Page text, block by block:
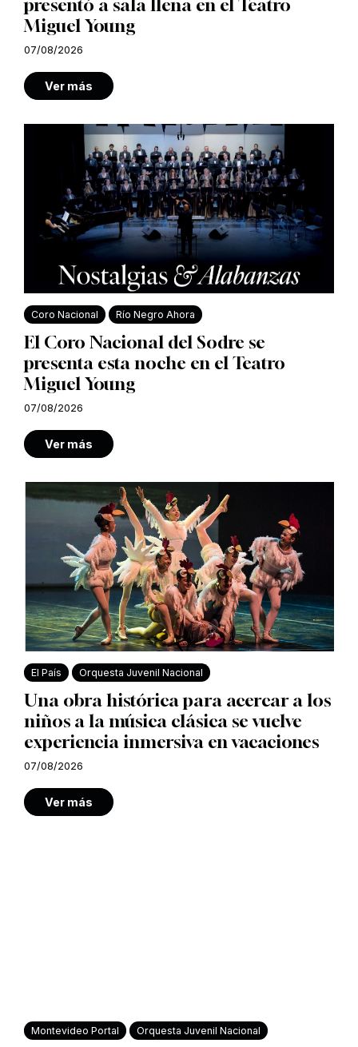
presentó a sala llena en el Teatro
Miguel Young
07/08/2026
Ver más
Coro Nacional Río Negro Ahora
El Coro Nacional del Sodre se
presenta esta noche en el Teatro
Miguel Young
07/08/2026
Ver más
El País Orquesta Juvenil Nacional
Una obra histórica para acercar a los
niños a la música clásica se vuelve
experiencia inmersiva en vacaciones
07/08/2026
Ver más
Montevideo Portal Orquesta Juvenil Nacional